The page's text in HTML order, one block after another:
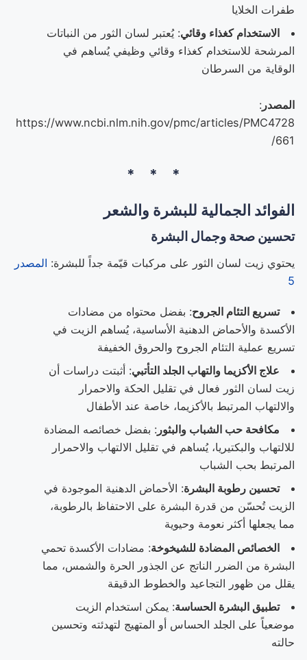
طفرات الخلايا
الاستخدام كغذاء وقائي: يُعتبر لسان الثور من النباتات
المرشحة للاستخدام كغذاء وقائي وظيفي يُساهم في
الوقاية من السرطان
المصدر :
https://www.ncbi.nlm.nih.gov/pmc/articles/PMC4728
661/
الفوائد الجمالية للبشرة والشعر
تحسين صحة وجمال البشرة
يحتوي زيت لسان الثور على مركبات قيّمة جداً للبشرة: المصدر
5
تسريع التئام الجروح: بفضل محتواه من مضادات
الأكسدة والأحماض الدهنية الأساسية، يُساهم الزيت في
تسريع عملية التئام الجروح والحروق الخفيفة
علاج الأكزيما والتهاب الجلد التأتبي: أثبتت دراسات أن
زيت لسان الثور فعال في تقليل الحكة والاحمرار
والالتهاب المرتبط بالأكزيما، خاصة عند الأطفال
مكافحة حب الشباب والبثور: بفضل خصائصه المضادة
للالتهاب والبكتيريا، يُساهم في تقليل الالتهاب والاحمرار
المرتبط بحب الشباب
تحسين رطوبة البشرة: الأحماض الدهنية الموجودة في
الزيت تُحسّن من قدرة البشرة على الاحتفاظ بالرطوبة،
مما يجعلها أكثر نعومة وحيوية
الخصائص المضادة للشيخوخة: مضادات الأكسدة تحمي
البشرة من الضرر الناتج عن الجذور الحرة والشمس، مما
يقلل من ظهور التجاعيد والخطوط الدقيقة
تطبيق البشرة الحساسة: يمكن استخدام الزيت
موضعياً على الجلد الحساس أو المتهيج لتهدئته وتحسين
حالته